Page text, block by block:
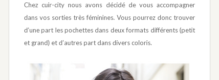
Chez cuir-city nous avons décidé de vous accompagner
dans vos sorties très féminines. Vous pourrez donc trouver
d’une part les pochettes dans deux formats différents (petit
et grand) et d’autres part dans divers coloris.